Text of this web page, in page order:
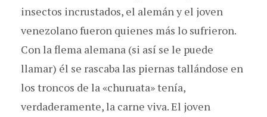
insectos incrustados, el alemán y el joven
venezolano fueron quienes más lo sufrieron.
Con la flema alemana (si así se le puede
llamar) él se rascaba las piernas tallándose en
los troncos de la «churuata» tenía,
verdaderamente, la carne viva. El joven